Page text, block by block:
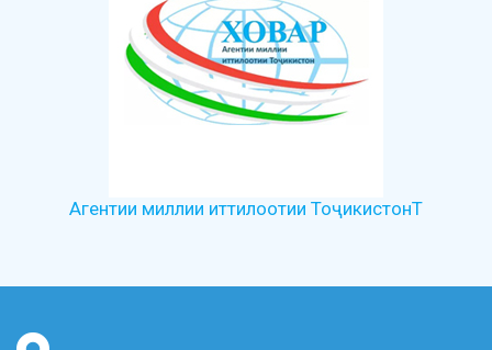
Агентии миллии иттилоотии ТоҷикистонТ